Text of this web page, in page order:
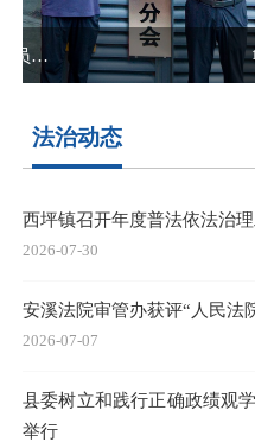
我县举办2026年“6·26”国际禁毒日主题活动
法治动态
西坪镇召开年度普法依法治
2026-07-30
安溪法院审管办获评“人民法
2026-07-07
县委树立和践行正确政绩观
举行